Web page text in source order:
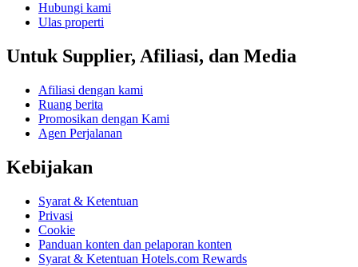
Hubungi kami
Ulas properti
Untuk Supplier, Afiliasi, dan Media
Afiliasi dengan kami
Ruang berita
Promosikan dengan Kami
Agen Perjalanan
Kebijakan
Syarat & Ketentuan
Privasi
Cookie
Panduan konten dan pelaporan konten
Syarat & Ketentuan Hotels.com Rewards